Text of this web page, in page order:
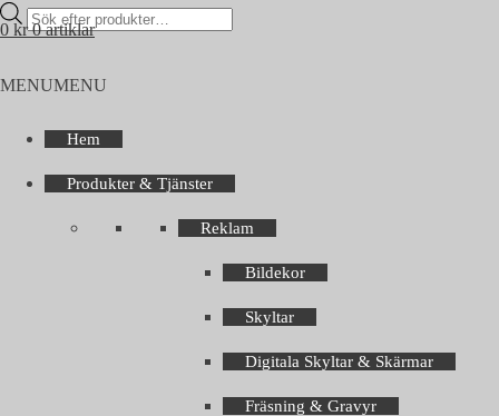
Products
search
0 kr 0 artiklar
MENUMENU
Hem
Produkter & Tjänster
Reklam
Bildekor
Skyltar
Digitala Skyltar & Skärmar
Fräsning & Gravyr